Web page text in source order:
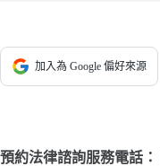
加入為 Google 偏好來源
預約法律諮詢服務電話：